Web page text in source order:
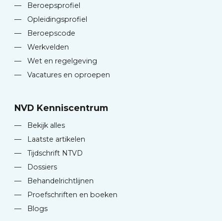
—
Beroepsprofiel
—
Opleidingsprofiel
—
Beroepscode
—
Werkvelden
—
Wet en regelgeving
—
Vacatures en oproepen
NVD Kenniscentrum
—
Bekijk alles
—
Laatste artikelen
—
Tijdschrift NTVD
—
Dossiers
—
Behandelrichtlijnen
—
Proefschriften en boeken
—
Blogs